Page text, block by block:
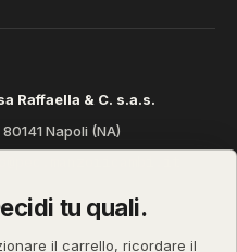
Raffaella & C. s.a.s.
Napoli (NA)
tu quali.
il carrello, ricordare il